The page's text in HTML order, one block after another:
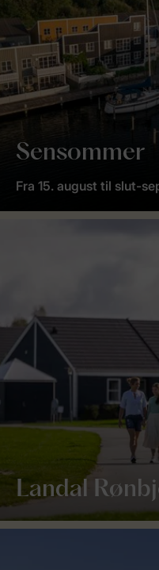
Sensommer
Fra 15. august til slut-
Landal